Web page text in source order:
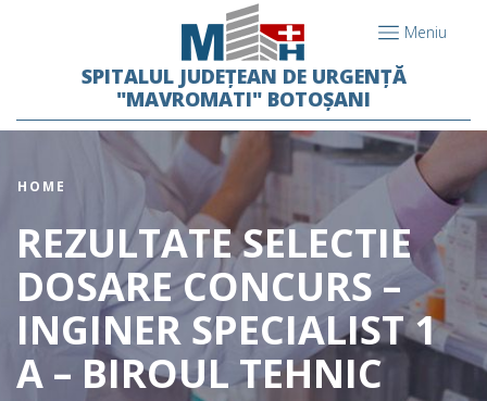
Meniu
SPITALUL JUDEȚEAN DE URGENȚĂ
"MAVROMATI" BOTOȘANI
HOME
REZULTATE SELECTIE
DOSARE CONCURS –
INGINER SPECIALIST 1
A – BIROUL TEHNIC